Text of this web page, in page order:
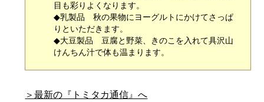
目も彩りよくなります。
◆乳製品 秋の果物にヨーグルトにかけてさっぱ
りといただきます。
◆大豆製品 豆腐と野菜、きのこを入れて具沢山
けんちん汁で体も温まります。
＞最新の『トミタカ通信』へ